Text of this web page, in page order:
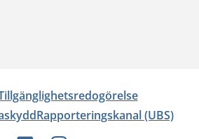
Rapporteringskanal (UBS)